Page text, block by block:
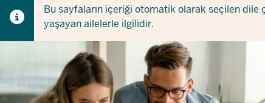
Bu sayfaların içeriği otomatik olarak seçilen
yaşayan ailelerle ilgilidir.